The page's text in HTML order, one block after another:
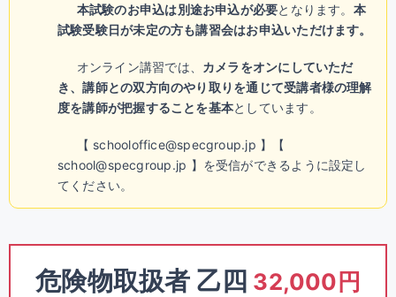
本試験のお申込は別途お申込が必要となります。 本
試験受験日が未定の方も講習会はお申込いただけます。
オンライン講習では、 カメラをオンにしていただ
き、講師との双方向のやり取りを通じて受講者様の理解
度を講師が把握することを基本としています。
【 schooloffice@specgroup.jp 】【
school@specgroup.jp 】を受信ができるように設定し
てください。
危険物取扱者 乙四 32,000円